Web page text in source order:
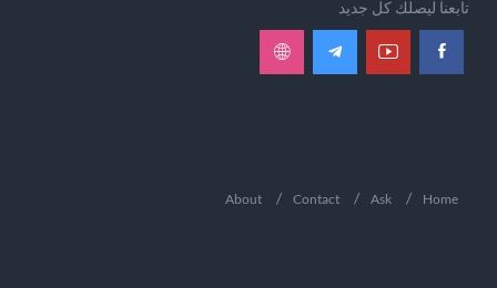
تابعنا ليصلك كل جديد
Home
Ask
Contact
About